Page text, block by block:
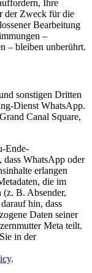
Ihre
der Zweck für die
Bearbeitung
–
– bleiben unberührt.
sonstigen Dritten
Dienst WhatsApp.
Canal Square,
Ende-
dass WhatsApp oder
erlangen
die im
(z. B. Absender,
hin, dass
Daten seiner
Meta teilt.
in der
.